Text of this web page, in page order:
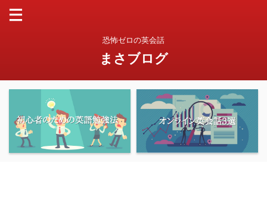
恐怖ゼロの英会話
まさブログ